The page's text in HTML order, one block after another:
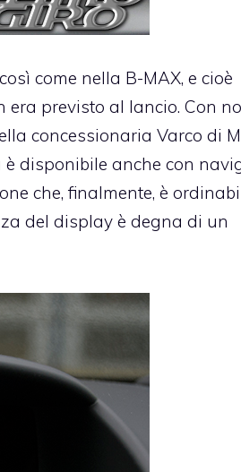
come nella B-MAX, e cioè
era previsto al lancio. Con
concessionaria Varco di
disponibile anche con
che, finalmente, è
del display è degna di un